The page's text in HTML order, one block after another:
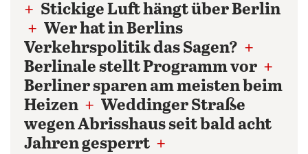
+ Stickige Luft hängt über Berlin
+ Wer hat in Berlins
Verkehrspolitik das Sagen? +
Berlinale stellt Programm vor +
Berliner sparen am meisten beim
Heizen + Weddinger Straße
wegen Abrisshaus seit bald acht
Jahren gesperrt +